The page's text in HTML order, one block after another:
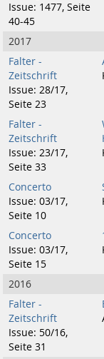
Issue: 1477, Seite
40-45
2017
Falter -
Zeitschrift
Issue: 28/17,
Seite 23
Falter -
Zeitschrift
Issue: 23/17,
Seite 33
Concerto
Issue: 03/17,
Seite 10
Concerto
Issue: 03/17,
Seite 15
2016
Falter -
Zeitschrift
Issue: 50/16,
Seite 31